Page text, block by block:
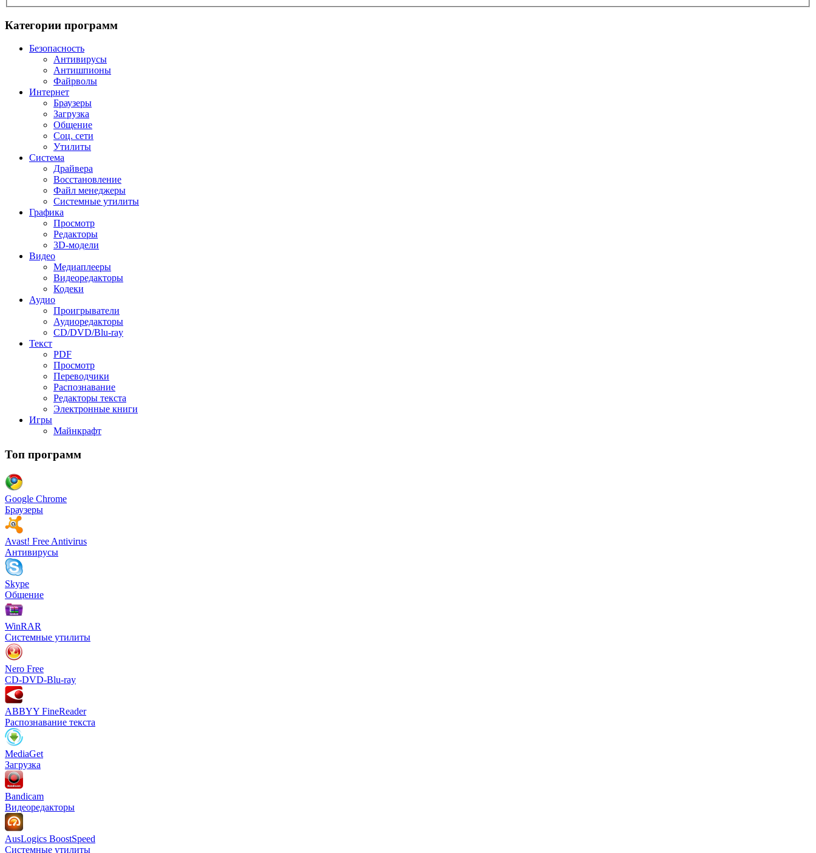
Категории программ
Безопасность
Антивирусы
Антишпионы
Файрволы
Интернет
Браузеры
Загрузка
Общение
Соц. сети
Утилиты
Система
Драйвера
Восстановление
Файл менеджеры
Системные утилиты
Графика
Просмотр
Редакторы
3D-модели
Видео
Медиаплееры
Видеоредакторы
Кодеки
Аудио
Проигрыватели
Аудиоредакторы
CD/DVD/Blu-ray
Текст
PDF
Просмотр
Переводчики
Распознавание
Редакторы текста
Электронные книги
Игры
Майнкрафт
Топ программ
Google Chrome
Браузеры
Avast! Free Antivirus
Антивирусы
Skype
Общение
WinRAR
Системные утилиты
Nero Free
CD-DVD-Blu-ray
ABBYY FineReader
Распознавание текста
MediaGet
Загрузка
Bandicam
Видеоредакторы
AusLogics BoostSpeed
Системные утилиты